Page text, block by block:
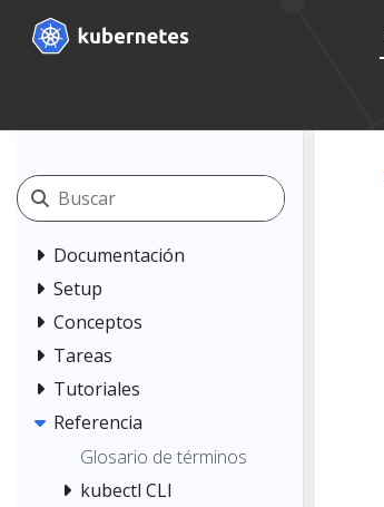
Documentación
Setup
Conceptos
Tareas
Tutoriales
Referencia
Glosario de términos
kubectl CLI